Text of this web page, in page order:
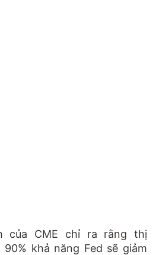
của CME chỉ ra rằng thị
khả năng Fed sẽ giảm